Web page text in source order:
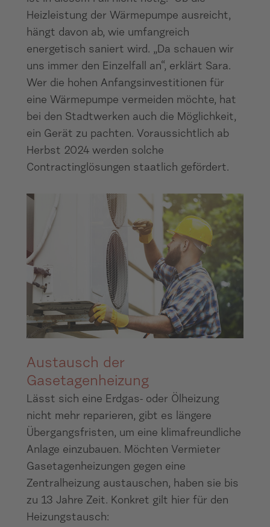
Heizleistung der Wärmepumpe ausreicht,
hängt davon ab, wie umfangreich
energetisch saniert wird. „Da schauen wir
uns immer den Einzelfall an“, erklärt Sara.
Wer die hohen Anfangsinvestitionen für
eine Wärmepumpe vermeiden möchte, hat
bei den Stadtwerken auch die Möglichkeit,
ein Gerät zu pachten. Voraussichtlich ab
Herbst 2024 werden solche
Contractinglösungen staatlich gefördert.
Austausch der
Gasetagenheizung
Lässt sich eine Erdgas- oder Ölheizung
nicht mehr reparieren, gibt es längere
Übergangsfristen, um eine klimafreundliche
Anlage einzubauen. Möchten Vermieter
Gasetagenheizungen gegen eine
Zentralheizung austauschen, haben sie bis
zu 13 Jahre Zeit. Konkret gilt hier für den
Heizungstausch: